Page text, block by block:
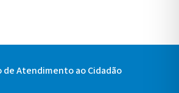
de Atendimento ao Cidadão